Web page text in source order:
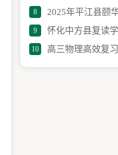
活性强、管理人性化
8
2025年平江县颐
何处理、如何办理？
9
怀化中方县复读
解析与成功经验分享
10
高三物理高效复
学习技巧全解析